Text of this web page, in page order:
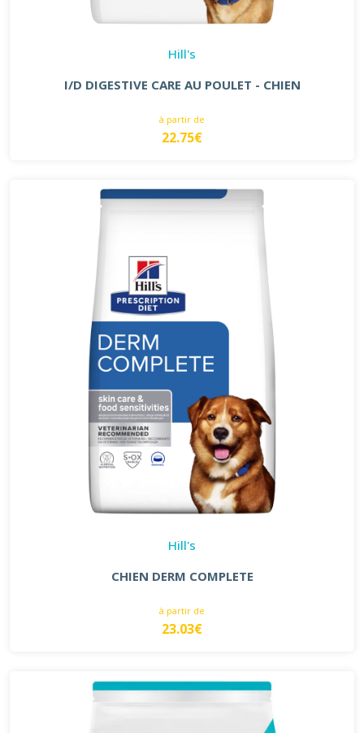
Hill's
I/D DIGESTIVE CARE AU POULET - CHIEN
à partir de
22.75€
Hill's
CHIEN DERM COMPLETE
à partir de
23.03€